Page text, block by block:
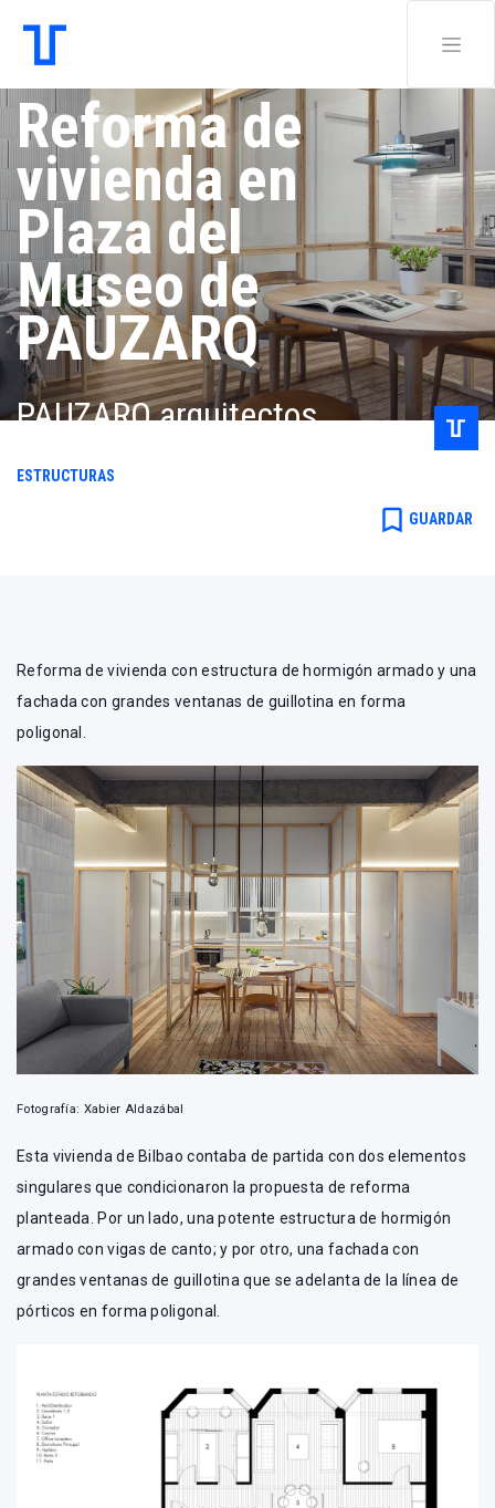
Reforma de
vivienda en
Plaza del
Museo de
PAUZARQ
PAUZARQ arquitectos
(Aurtenetxe & Usabiaga)
ESTRUCTURAS
bookmark_border GUARDAR
Reforma de vivienda con estructura de hormigón armado y una
fachada con grandes ventanas de guillotina en forma
poligonal.
Fotografía: Xabier Aldazábal
Esta vivienda de Bilbao contaba de partida con dos elementos
singulares que condicionaron la propuesta de reforma
planteada. Por un lado, una potente estructura de hormigón
armado con vigas de canto; y por otro, una fachada con
grandes ventanas de guillotina que se adelanta de la línea de
pórticos en forma poligonal.